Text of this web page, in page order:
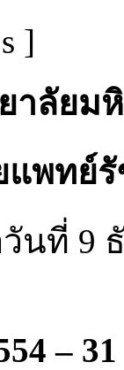
]
าลัยม
แพทย์
นที่ 9
–